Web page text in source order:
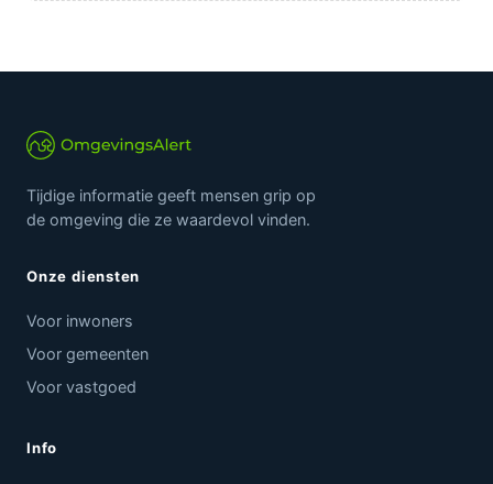
Tijdige informatie geeft mensen grip op
de omgeving die ze waardevol vinden.
Onze diensten
Voor inwoners
Voor gemeenten
Voor vastgoed
Info